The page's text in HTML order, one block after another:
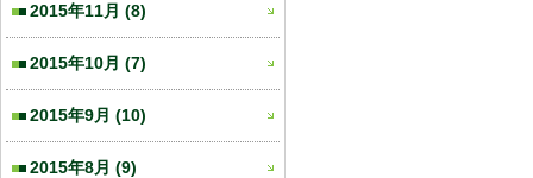
2015年11月 (8)
2015年10月 (7)
2015年9月 (10)
2015年8月 (9)